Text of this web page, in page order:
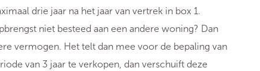
drie jaar na het jaar van vertrek in box 1.
niet besteed aan een andere woning? Dan
vermogen. Het telt dan mee voor de bepaling van
van 3 jaar te verkopen, dan verschuift deze